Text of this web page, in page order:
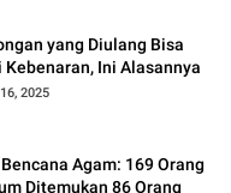
yang Diulang Bisa
Ini Alasannya
2025
Agam: 169 Orang
Ditemukan 86 Orang